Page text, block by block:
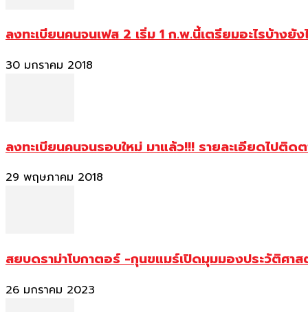
ลงทะเบียนคนจนเฟส 2 เริ่ม 1 ก.พ.นี้เตรียมอะไรบ้างยัง
30 มกราคม 2018
ลงทะเบียนคนจนรอบใหม่ มาแล้ว!!! รายละเอียดไปติด
29 พฤษภาคม 2018
สยบดราม่าโบกาตอร์ -กุนขแมร์เปิดมุมมองประวัติศา
26 มกราคม 2023